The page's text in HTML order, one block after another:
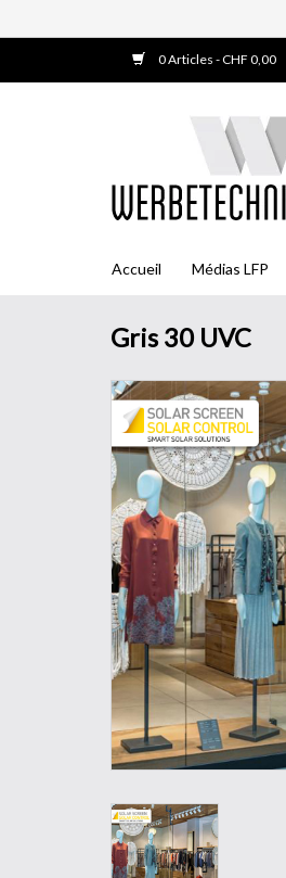
0 Articles - CHF 0,00
Accueil Médias LFP
Gris 30 UVC